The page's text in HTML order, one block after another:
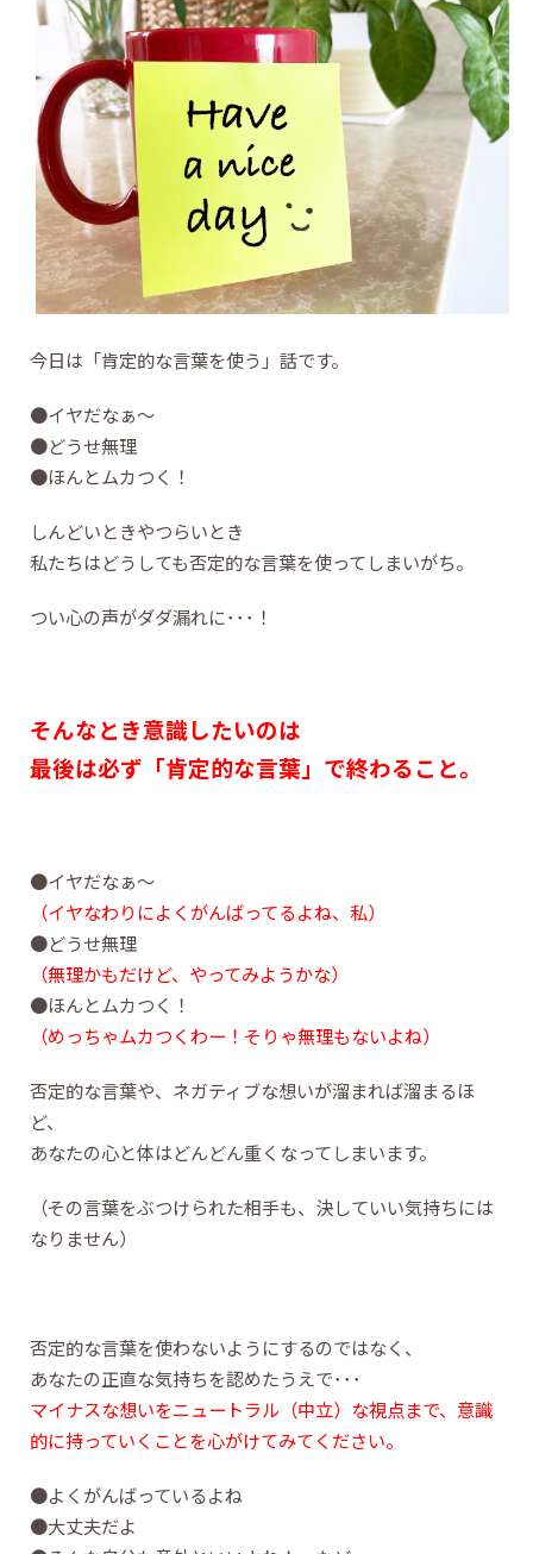
今日は「肯定的な言葉を使う」話です。
●イヤだなぁ～
●どうせ無理
●ほんとムカつく！
しんどいときやつらいとき
私たちはどうしても否定的な言葉を使ってしまいがち。
つい心の声がダダ漏れに･･･！
そんなとき意識したいのは
最後は必ず「肯定的な言葉」で終わること。
●イヤだなぁ～
（イヤなわりによくがんばってるよね、私）
●どうせ無理
（無理かもだけど、やってみようかな）
●ほんとムカつく！
（めっちゃムカつくわー！そりゃ無理もないよね）
否定的な言葉や、ネガティブな想いが溜まれば溜まるほ
ど、
あなたの心と体はどんどん重くなってしまいます。
（その言葉をぶつけられた相手も、決していい気持ちには
なりません）
否定的な言葉を使わないようにするのではなく、
あなたの正直な気持ちを認めたうえで･･･
マイナスな想いをニュートラル（中立）な視点まで、意識
的に持っていくことを心がけてみてください。
●よくがんばっているよね
●大丈夫だよ